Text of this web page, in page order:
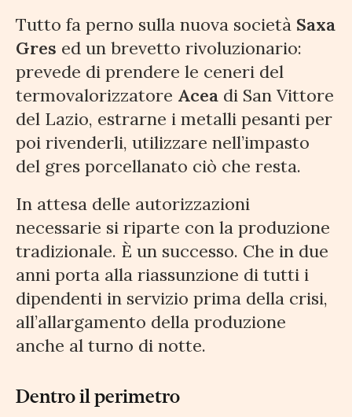
Tutto fa perno sulla nuova società Saxa
Gres ed un brevetto rivoluzionario:
prevede di prendere le ceneri del
termovalorizzatore Acea di San Vittore
del Lazio, estrarne i metalli pesanti per
poi rivenderli, utilizzare nell’impasto
del gres porcellanato ciò che resta.
In attesa delle autorizzazioni
necessarie si riparte con la produzione
tradizionale. È un successo. Che in due
anni porta alla riassunzione di tutti i
dipendenti in servizio prima della crisi,
all’allargamento della produzione
anche al turno di notte.
Dentro il perimetro